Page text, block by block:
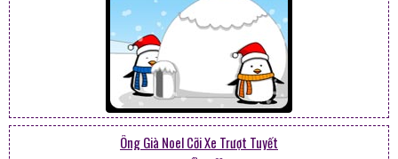
Ông Già Noel Cỡi Xe Trượt Tuyết